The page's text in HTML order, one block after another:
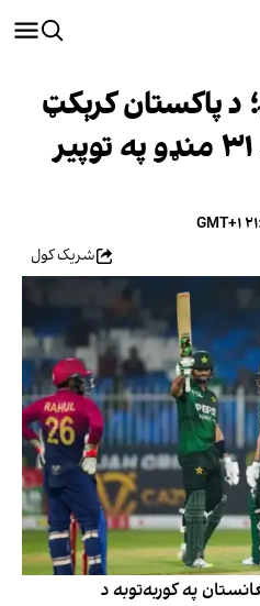
د پاکستان کرېکټ
لوبډلې اماراتو ته د ۳۱ منډو په توپير
شریک کول
په کوربه‌توبه د